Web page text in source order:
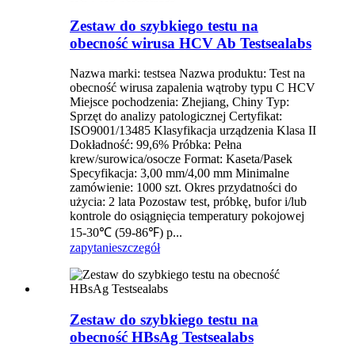
Zestaw do szybkiego testu na
obecność wirusa HCV Ab Testsealabs
Nazwa marki: testsea Nazwa produktu: Test na
obecność wirusa zapalenia wątroby typu C HCV
Miejsce pochodzenia: Zhejiang, Chiny Typ:
Sprzęt do analizy patologicznej Certyfikat:
ISO9001/13485 Klasyfikacja urządzenia Klasa II
Dokładność: 99,6% Próbka: Pełna
krew/surowica/osocze Format: Kaseta/Pasek
Specyfikacja: 3,00 mm/4,00 mm Minimalne
zamówienie: 1000 szt. Okres przydatności do
użycia: 2 lata Pozostaw test, próbkę, bufor i/lub
kontrole do osiągnięcia temperatury pokojowej
15-30℃ (59-86℉) p...
zapytanieszczegół
Zestaw do szybkiego testu na
obecność HBsAg Testsealabs